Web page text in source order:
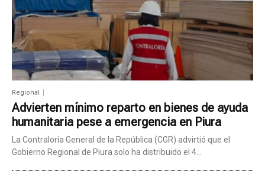
Regional
Advierten mínimo reparto en bienes de ayuda
humanitaria pese a emergencia en Piura
La Contraloría General de la República (CGR) advirtió que el
Gobierno Regional de Piura solo ha distribuido el 4...